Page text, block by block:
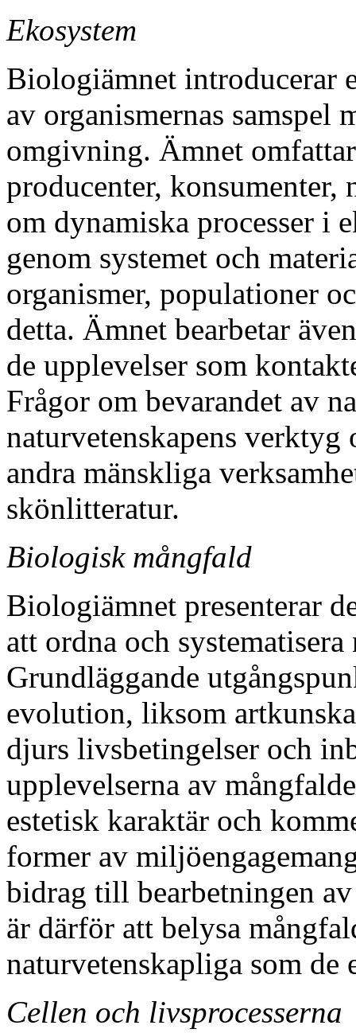
Ekosystem
Biologiämnet introducerar
av organismernas samspel
omgivning. Ämnet
producenter, konsumenter,
om dynamiska processer i
genom systemet och
organismer, populationer
detta. Ämnet bearbetar
de upplevelser som
Frågor om bevarandet av
naturvetenskapens
andra mänskliga
skönlitteratur.
Biologisk mångfald
Biologiämnet presenterar
att ordna och
Grundläggande
evolution, liksom
djurs livsbetingelser och
upplevelserna av
estetisk karaktär och
former av
bidrag till bearbetningen
är därför att belysa
naturvetenskapliga som de
Cellen och livsprocesserna